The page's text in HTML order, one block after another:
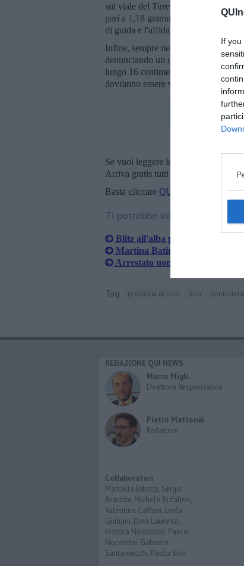
If
sul viale del Tirreno a Pisa, dove un
pari a 1,18 grammi per litro. Per
di guida e l'affidamento dei rispettivi
Infine, sempre nella serata del 24
denunciando un cittadino trovato in
lungo 16 centimetri. Per tutti i
dovranno essere vagliate dalle
Se vuoi leggere le notizie principali
Arriva gratis tutti i giorni alle 20:00
Basta cliccare QUI
Ti potrebbe interessare anche:
Blitz all'alba per sgominare la
Martina Batini numero uno al
Arrestato uomo ricercato per
Tag provincia di pisa pisa pontedera
REDAZIONE QUI NEWS
Marco Migli
Direttore Responsabile
Pietro Mattonai
Redattore
Collaboratori
Marcella Bitozzi, Sergio
Braccini, Michele Bufalino,
Valentina Caffieri, Linda
Giuliani, Dina Laurenzi,
Monica Nocciolini, Paolo
Nocentini, Gabriele
Santarnecchi, Paola Silvi.